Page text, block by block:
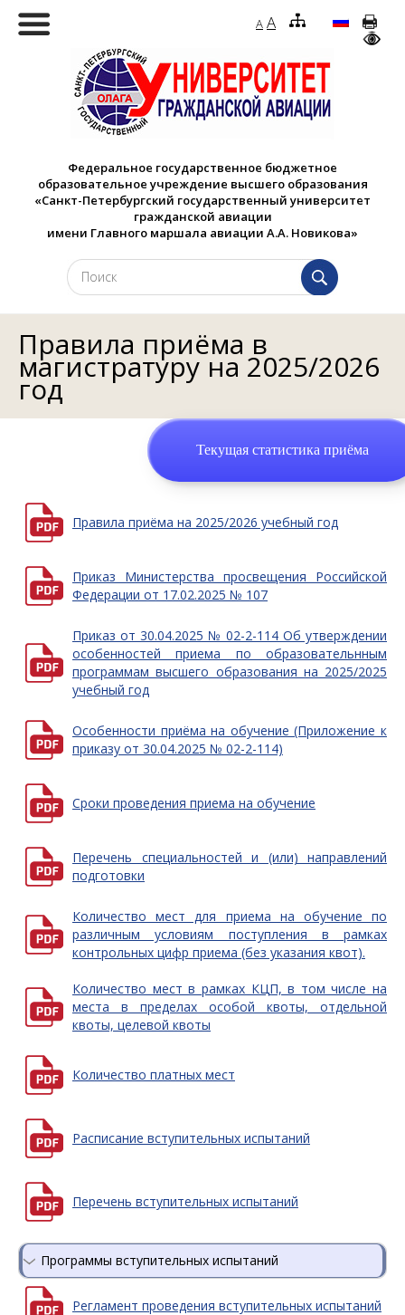
A A
Федеральное государственное бюджетное
образовательное учреждение высшего образования
«Санкт-Петербургский государственный университет
гражданской авиации
имени Главного маршала авиации А.А. Новикова»
Правила приёма в
магистратуру на 2025/2026
год
Текущая статистика приёма
Правила приёма на 2025/2026 учебный год
Приказ Министерства просвещения Российской
Федерации от 17.02.2025 № 107
Приказ от 30.04.2025 № 02-2-114 Об утверждении
особенностей приема по образовательнным
программам высшего образования на 2025/2025
учебный год
Особенности приёма на обучение (Приложение к
приказу от 30.04.2025 № 02-2-114)
Сроки проведения приема на обучение
Перечень специальностей и (или) направлений
подготовки
Количество мест для приема на обучение по
различным условиям поступления в рамках
контрольных цифр приема (без указания квот).
Количество мест в рамках КЦП, в том числе на
места в пределах особой квоты, отдельной
квоты, целевой квоты
Количество платных мест
Расписание вступительных испытаний
Перечень вступительных испытаний
Программы вступительных испытаний
Регламент проведения вступительных испытаний